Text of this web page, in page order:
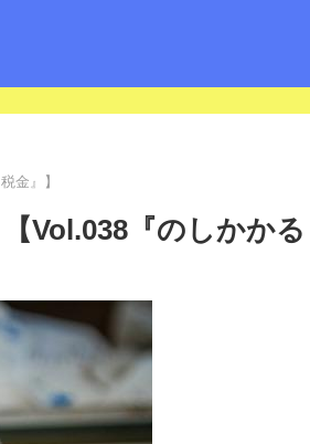
金』】
Vol.038『のしかかる